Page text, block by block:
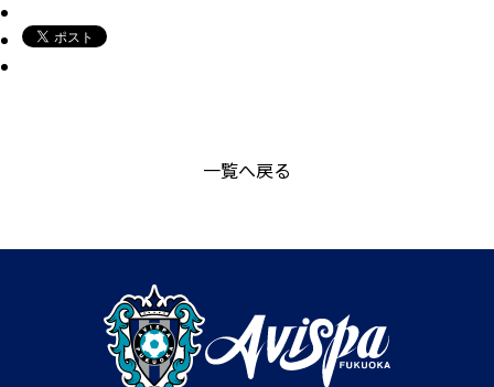
一覧へ戻る